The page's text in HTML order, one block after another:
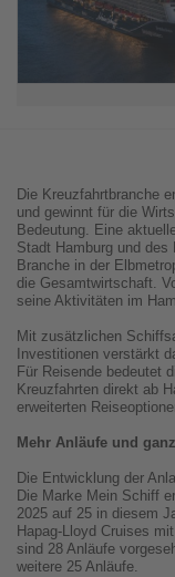
Die Kreuzfahrtbranche
und gewinnt für die
Bedeutung. Eine
Stadt Hamburg und
Branche in der
die Gesamtwirtschaft.
seine Aktivitäten im
Mit zusätzlichen
Investitionen verstärkt
Für Reisende bedeutet
Kreuzfahrten direkt ab
erweiterten
Mehr Anläufe und
Die Entwicklung der
Die Marke Mein Schiff
2025 auf 25 in diesem
Hapag-Lloyd Cruises
sind 28 Anläufe
weitere 25 Anläufe.